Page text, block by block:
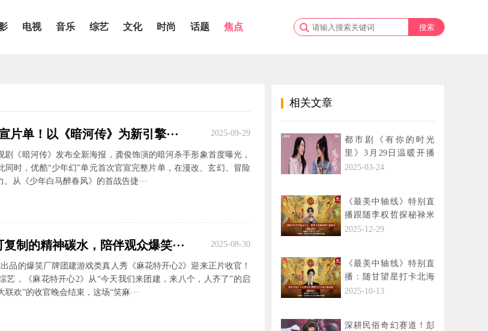
电视 音乐 综艺 文化 时尚 话题 焦点
片单！以《暗河传》为新引擎··· 2025-09-29
《暗河传》发布全新海报，龚俊饰演的暗河杀手形象首度曝光，
同时，优酷“少年幻”单元首次官宣完整片单，在漫改、玄幻、冒险
从《少年白马醉春风》的首战告捷···
复制的精神碳水，陪伴观众爆笑··· 2025-08-30
品的爆笑厂牌团建游戏类真人秀《麻花特开心2》迎来正片收官！
艺，《麻花特开心2》从“今天我们来团建，来八个，人齐了”的启
欢”的收官晚会结束，这场“笑麻···
相关文章
都市剧《有你的时光
里》3月29日温暖开播
童瑶周依然演绎双向治
2025-03-24
《最美中轴线》特别直
播跟随李权哲探秘禄米
仓，解锁米露咖啡制作
2025-12-29
《最美中轴线》特别直
播：随甘望星打卡北海
公园，解锁书法石刻文
2025-10-13
深耕民俗奇幻赛道！彭